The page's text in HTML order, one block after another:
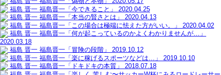
福島 晋一 福島晋一「今できること」
2020.04.25
福島 晋一 福島晋一「本当の賢さとは」
2020.04.13
福島 晋一 福島晋一「この場合は極端に怯えた方がいい。」
2020.04.02
福島 晋一 福島晋一「何が起こっているのかよくわかりませんが…」
2020.03.18
福島 晋一 福島晋一「冒険の段階」
2019.10.12
福島 晋一 福島晋一「楽に稼げるスポーツなどは…」
2019.10.10
福島 晋一 福島晋一「ドキドキの本質」
2018.07.18